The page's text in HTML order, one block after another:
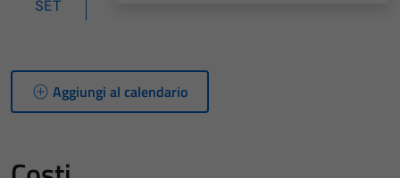
SET
Aggiungi al calendario